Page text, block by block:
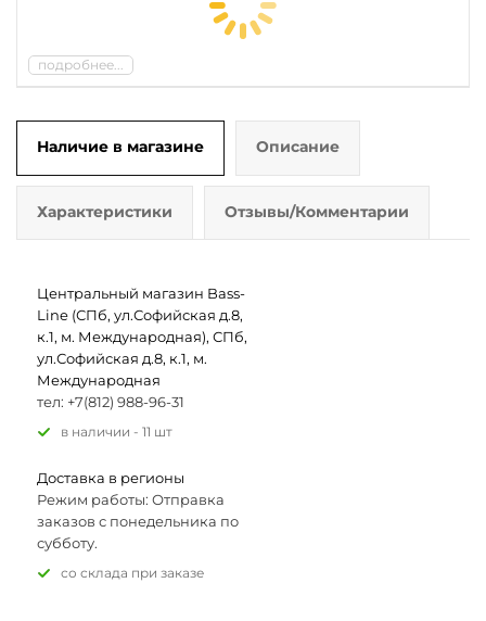
подробнее...
Наличие в магазине Описание
Характеристики Отзывы/Комментарии
Центральный магазин Bass-
Line (СПб, ул.Софийская д.8,
к.1, м. Международная), СПб,
ул.Софийская д.8, к.1, м.
Международная
тел: +7(812) 988-96-31
В наличии - 11 шт
Доставка в регионы
Режим работы: Отправка
заказов с понедельника по
субботу.
Со склада при заказе